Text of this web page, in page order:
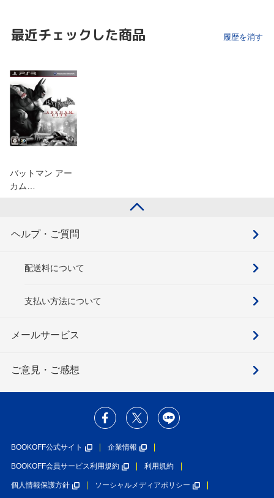
最近チェックした商品 履歴を消す
バットマン アー
カム…
ヘルプ・ご質問
配送料について
支払い方法について
メールサービス
ご意見・ご感想
BOOKOFF公式サイト 企業情報
BOOKOFF会員サービス利用規約 利用規約
個人情報保護方針 ソーシャルメディアポリシー